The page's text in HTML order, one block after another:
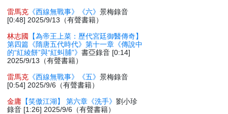
雷馬克 《西線無戰事》《六》景梅錄音
[0:48] 2025/9/13（有聲書籍）
林志國
【為帝王上菜：歷代宮廷御醫傳奇】
第四篇《隋唐五代時代》第十一章《傳說中
的“紅綾餅”與“紅虯脯”》書亞錄音 [0:14]
2025/9/13（有聲書籍）
雷馬克 《西線無戰事》《五》景梅錄音
[0:54] 2025/9/6（有聲書籍）
金庸 【笑傲江湖】 第六章《洗手》劉小珍
錄音 [1:26] 2025/9/6（有聲書籍）